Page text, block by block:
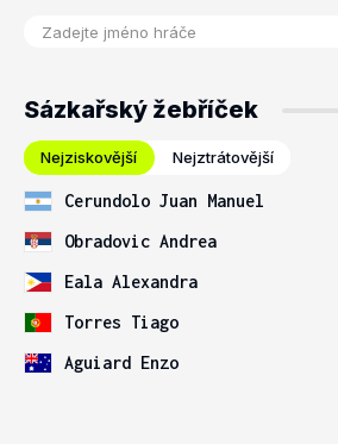
Sázkařský žebříček
Nejziskovější Nejztrátovější
Cerundolo Juan Manuel
Obradovic Andrea
Eala Alexandra
Torres Tiago
Aguiard Enzo